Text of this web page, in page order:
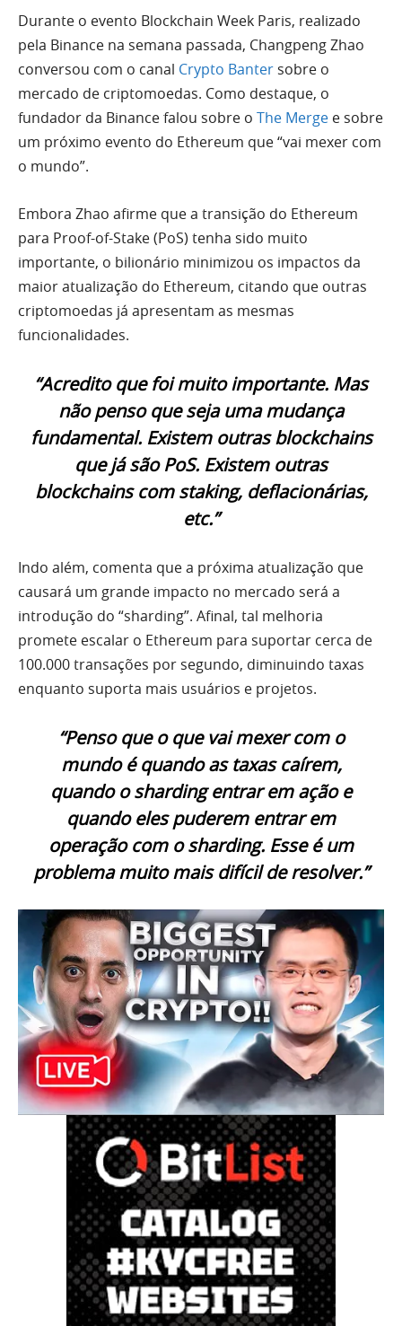
Durante o evento Blockchain Week Paris, realizado
pela Binance na semana passada, Changpeng Zhao
conversou com o canal Crypto Banter sobre o
mercado de criptomoedas. Como destaque, o
fundador da Binance falou sobre o The Merge e sobre
um próximo evento do Ethereum que “vai mexer com
o mundo”.
Embora Zhao afirme que a transição do Ethereum
para Proof-of-Stake (PoS) tenha sido muito
importante, o bilionário minimizou os impactos da
maior atualização do Ethereum, citando que outras
criptomoedas já apresentam as mesmas
funcionalidades.
“Acredito que foi muito importante. Mas
não penso que seja uma mudança
fundamental. Existem outras blockchains
que já são PoS. Existem outras
blockchains com staking, deflacionárias,
etc.”
Indo além, comenta que a próxima atualização que
causará um grande impacto no mercado será a
introdução do “sharding”. Afinal, tal melhoria
promete escalar o Ethereum para suportar cerca de
100.000 transações por segundo, diminuindo taxas
enquanto suporta mais usuários e projetos.
“Penso que o que vai mexer com o
mundo é quando as taxas caírem,
quando o sharding entrar em ação e
quando eles puderem entrar em
operação com o sharding. Esse é um
problema muito mais difícil de resolver.”